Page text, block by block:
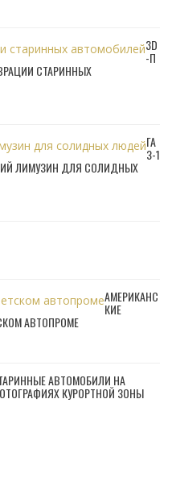
3D
-П
СТАРИННЫХ
ГА
З-1
ЛИМУЗИН ДЛЯ СОЛИДНЫХ
АМЕРИКАНС
КИЕ
АВТОПРОМЕ
АВТОМОБИЛИ НА
КУРОРТНОЙ ЗОНЫ